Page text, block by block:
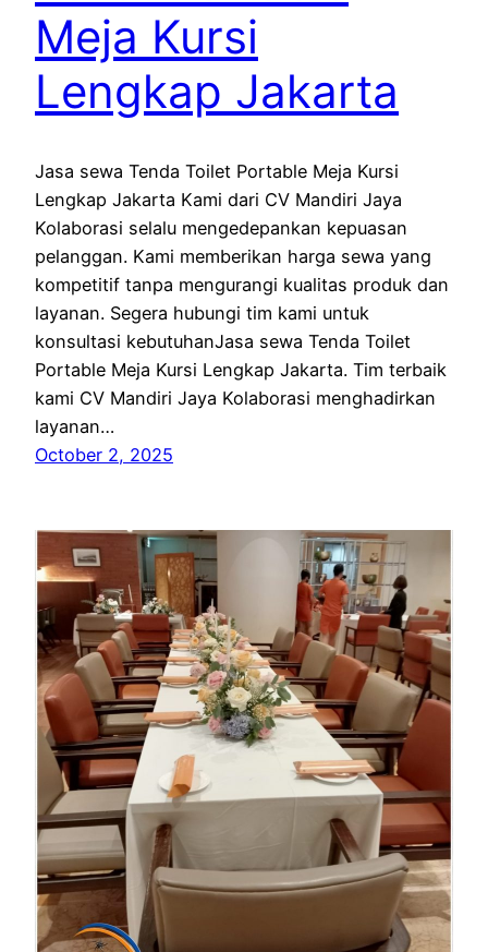
Meja Kursi
Lengkap Jakarta
Jasa sewa Tenda Toilet Portable Meja Kursi
Lengkap Jakarta Kami dari CV Mandiri Jaya
Kolaborasi selalu mengedepankan kepuasan
pelanggan. Kami memberikan harga sewa yang
kompetitif tanpa mengurangi kualitas produk dan
layanan. Segera hubungi tim kami untuk
konsultasi kebutuhanJasa sewa Tenda Toilet
Portable Meja Kursi Lengkap Jakarta. Tim terbaik
kami CV Mandiri Jaya Kolaborasi menghadirkan
layanan…
October 2, 2025